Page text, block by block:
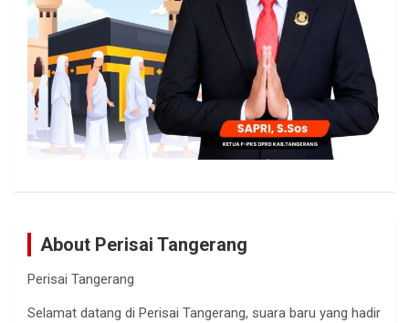
About Perisai Tangerang
Perisai Tangerang
Selamat datang di Perisai Tangerang, suara baru yang hadir